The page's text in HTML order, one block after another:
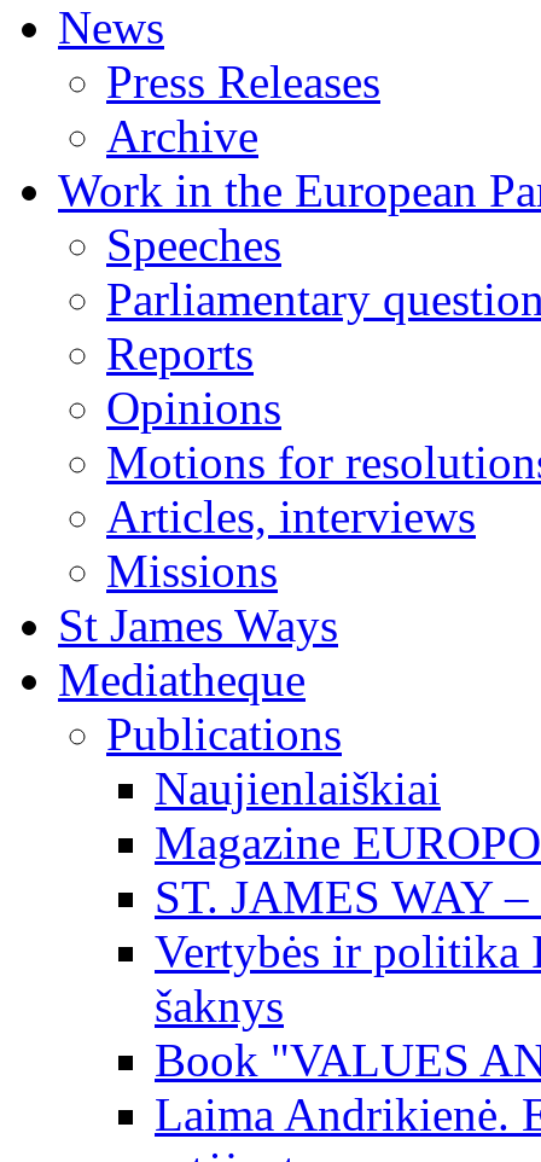
News
Press Releases
Archive
Work in the European
Speeches
Parliamentary
Reports
Opinions
Motions for
Articles, interviews
Missions
St James Ways
Mediatheque
Publications
Naujienlaiškiai
Magazine
ST. JAMES WAY
Vertybės ir politika
šaknys
Book "VALUES
Laima Andrikienė.